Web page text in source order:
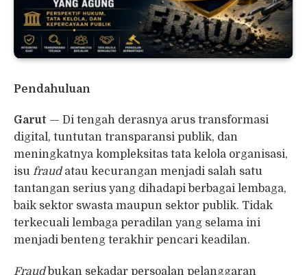
Pendahuluan
Garut — Di tengah derasnya arus transformasi
digital, tuntutan transparansi publik, dan
meningkatnya kompleksitas tata kelola organisasi,
isu fraudatau kecurangan menjadi salah satu
tantangan serius yang dihadapi berbagai lembaga,
baik sektor swasta maupun sektor publik. Tidak
terkecuali lembaga peradilan yang selama ini
menjadi benteng terakhir pencari keadilan.
Fraudbukan sekadar persoalan pelanggaran